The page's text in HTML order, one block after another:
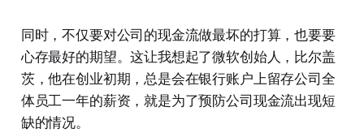
同时，不仅要对公司的现金流做最坏的打算，也要要
心存最好的期望。这让我想起了微软创始人，比尔盖
茨，他在创业初期，总是会在银行账户上留存公司全
体员工一年的薪资，就是为了预防公司现金流出现短
缺的情况。